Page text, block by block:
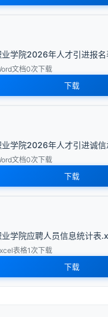
业学院2026年人才引进报
文档0次下载
下载
业学院2026年人才引进诚
文档0次下载
下载
学院应聘人员信息统计表
表格1次下载
下载